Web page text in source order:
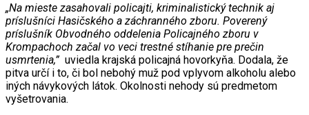
„Na mieste zasahovali policajti, kriminalistický technik aj
príslušníci Hasičského a záchranného zboru. Poverený
príslušník Obvodného oddelenia Policajného zboru v
Krompachoch začal vo veci trestné stíhanie pre prečin
usmrtenia,”uviedla krajská policajná hovorkyňa. Dodala, že
pitva určí i to, či bol nebohý muž pod vplyvom alkoholu alebo
iných návykových látok. Okolnosti nehody sú predmetom
vyšetrovania.